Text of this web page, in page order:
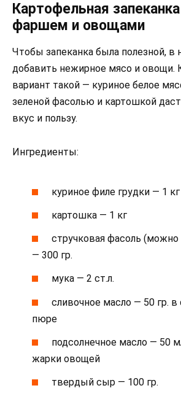
Картофельная
фаршем и овощами
Чтобы запеканка была полезной, в
добавить нежирное мясо и овощи.
вариант такой — куриное белое
зеленой фасолью и картошкой
вкус и пользу.
Ингредиенты:
куриное филе грудки — 1 кг
картошка — 1 кг
стручковая фасоль
— 300 гр.
мука — 2 ст.л.
сливочное масло — 50 гр. в
пюре
подсолнечное масло — 50
жарки овощей
твердый сыр — 100 гр.